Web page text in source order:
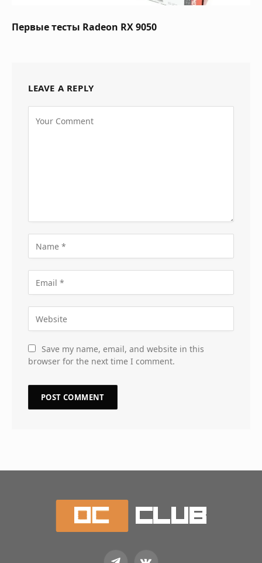
Первые тесты Radeon RX 9050
LEAVE A REPLY
Save my name, email, and website in this
browser for the next time I comment.